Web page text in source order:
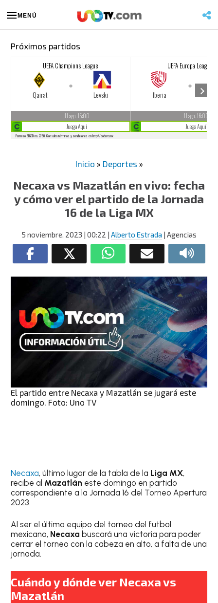
MENÚ
Próximos partidos
Inicio » Deportes »
Necaxa vs Mazatlán en vivo: fecha
y cómo ver el partido de la Jornada
16 de la Liga MX
5 noviembre, 2023 | 00:22 | Alberto Estrada | Agencias
El partido entre Necaxa y Mazatlán se jugará este
domingo. Foto: Uno TV
Necaxa, último lugar de la tabla de la Liga MX,
recibe al Mazatlán este domingo en partido
correspondiente a la Jornada 16 del Torneo Apertura
2023.
Al ser el último equipo del torneo del futbol
mexicano, Necaxa buscará una victoria para poder
cerrar el torneo con la cabeza en alto, a falta de una
jornada.
Cuándo y dónde ver Necaxa vs
Mazatlán